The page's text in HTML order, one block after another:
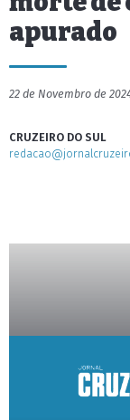
apurado
22 de Novembro de
CRUZEIRO DO SUL